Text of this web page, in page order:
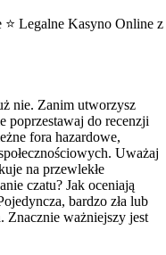
nie. Zanim utworzysz
poprzestawaj do recenzji
fora hazardowe,
Uważaj
na przewlekłe
czatu? Jak oceniają
bardzo zła lub
Znacznie ważniejszy jest